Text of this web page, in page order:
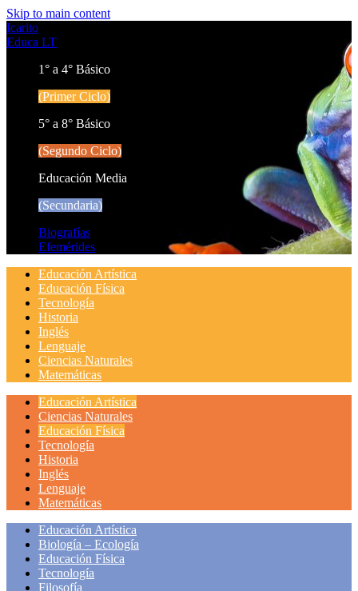
Skip to main content
Icarito
Educa LT
1° a 4° Básico
(Primer Ciclo)
5° a 8° Básico
(Segundo Ciclo)
Educación Media
(Secundaria)
Biografías
Efemérides
Educación Artística
Educación Física
Tecnología
Historia
Inglés
Lenguaje
Ciencias Naturales
Matemáticas
Educación Artística
Ciencias Naturales
Educación Física
Tecnología
Historia
Inglés
Lenguaje
Matemáticas
Educación Artística
Biología – Ecología
Educación Física
Tecnología
Filosofía